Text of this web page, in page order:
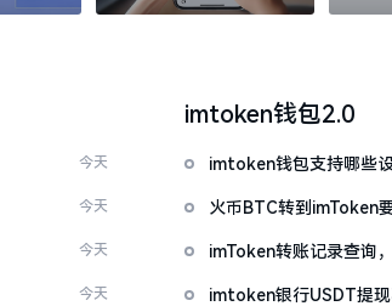
涨杀跌被套牢
今天
今天
今天
今天
imtoken钱包2.0
imtoken钱包支持哪些
火币BTC转到imToken
imToken转账记录查询
imtoken银行USDT提